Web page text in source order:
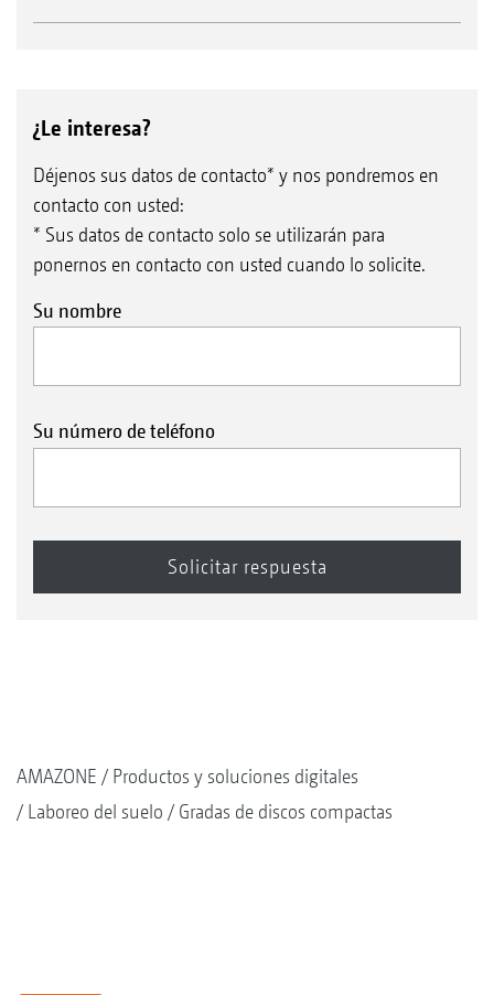
¿Le interesa?
Déjenos sus datos de contacto* y nos pondremos en
contacto con usted:
* Sus datos de contacto solo se utilizarán para
ponernos en contacto con usted cuando lo solicite.
Su nombre
Su número de teléfono
AMAZONE
Productos y soluciones digitales
Laboreo del suelo
Gradas de discos compactas